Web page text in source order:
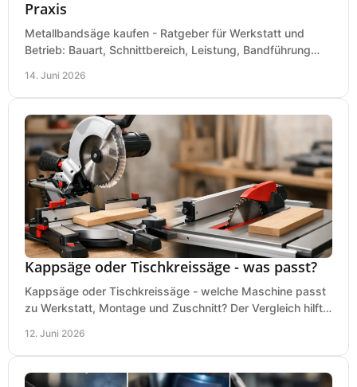
Praxis
Metallbandsäge kaufen - Ratgeber für Werkstatt und
Betrieb: Bauart, Schnittbereich, Leistung, Bandführung
14. Juni 2026
Kappsäge oder Tischkreissäge - was passt?
Kappsäge oder Tischkreissäge - welche Maschine passt
zu Werkstatt, Montage und Zuschnitt? Der Vergleich hilft
12. Juni 2026